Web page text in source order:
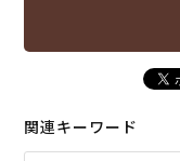
関連キーワード